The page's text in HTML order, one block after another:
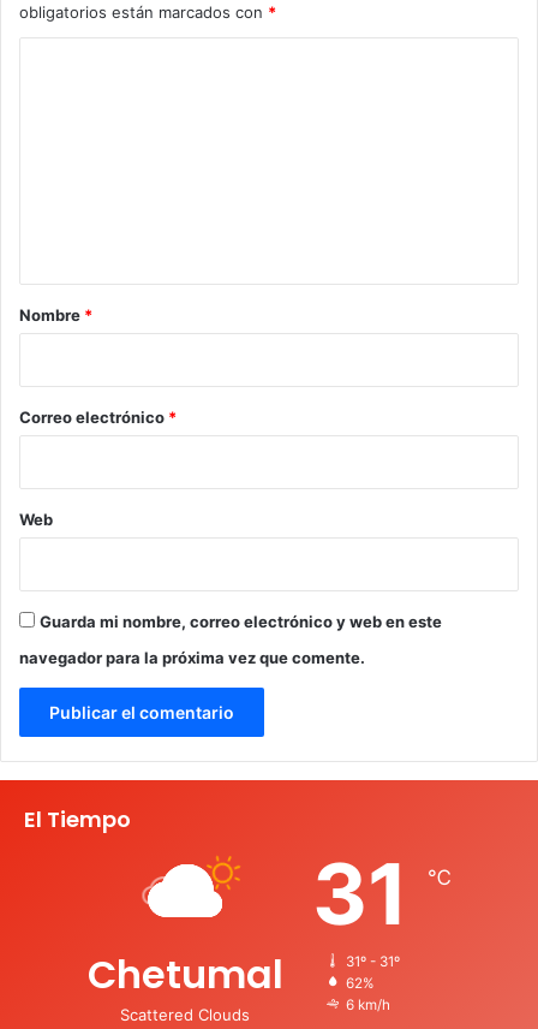
obligatorios están marcados con *
r
*
Nombre *
Correo electrónico *
Web
Guarda mi nombre, correo electrónico y web en este
navegador para la próxima vez que comente.
El Tiempo
Chetumal
Scattered Clouds
31 ℃
31º - 31º
62%
6 km/h